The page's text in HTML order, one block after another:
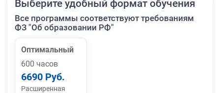
Выберите удобный формат обучения
Все программы соответствуют требованиям
ФЗ "Об образовании РФ"
Оптимальный
600 часов
6690 Руб.
Расширенная